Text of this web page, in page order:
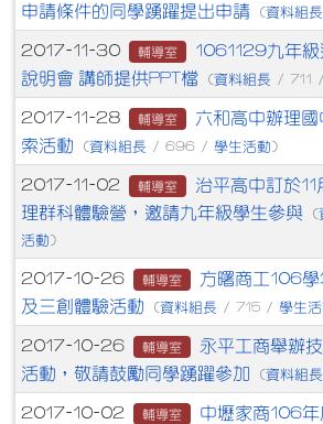
申請條件的同學踴躍提出申請
(資料組長
2017-11-30 輔導室
1061129九年
說明會 講師提供PPT檔
(資料組長 / 711 /
2017-11-28 輔導室
六和高中辦理
索活動
(資料組長 / 696 / 學生活動 )
2017-11-02 輔導室
治平高中訂於
理群科體驗營，邀請九年級學生參與
(
活動 )
2017-10-26 輔導室
方曙商工106
及三創體驗活動
(資料組長 / 715 / 學生
2017-10-26 輔導室
永平工商舉辦
活動，敬請鼓勵同學踴躍參加
(資料組長
2017-10-02 輔導室
中壢家商106